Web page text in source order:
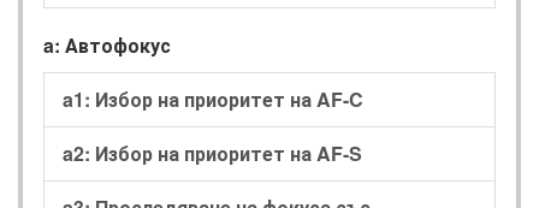
a: Автофокус
a1: Избор на приоритет на AF-C
a2: Избор на приоритет на AF-S